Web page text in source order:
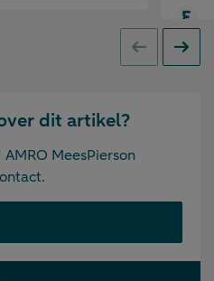
Vorige
dit artikel?
MeesPierson